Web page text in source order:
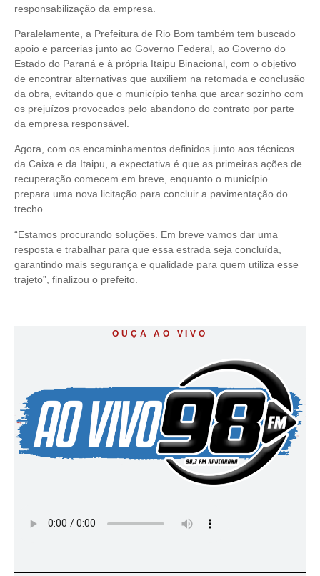
responsabilização da empresa.
Paralelamente, a Prefeitura de Rio Bom também tem buscado
apoio e parcerias junto ao Governo Federal, ao Governo do
Estado do Paraná e à própria Itaipu Binacional, com o objetivo
de encontrar alternativas que auxiliem na retomada e conclusão
da obra, evitando que o município tenha que arcar sozinho com
os prejuízos provocados pelo abandono do contrato por parte
da empresa responsável.
Agora, com os encaminhamentos definidos junto aos técnicos
da Caixa e da Itaipu, a expectativa é que as primeiras ações de
recuperação comecem em breve, enquanto o município
prepara uma nova licitação para concluir a pavimentação do
trecho.
“Estamos procurando soluções. Em breve vamos dar uma
resposta e trabalhar para que essa estrada seja concluída,
garantindo mais segurança e qualidade para quem utiliza esse
trajeto”, finalizou o prefeito.
OUÇA AO VIVO